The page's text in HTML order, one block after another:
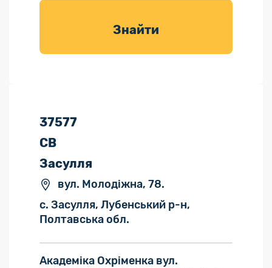
товарів для
Знайти
37577
СВ
Засулля
вул. Молодіжна, 78.
с. Засулля, Лубенський р-н,
Полтавська обл.
Академіка Охріменка вул.